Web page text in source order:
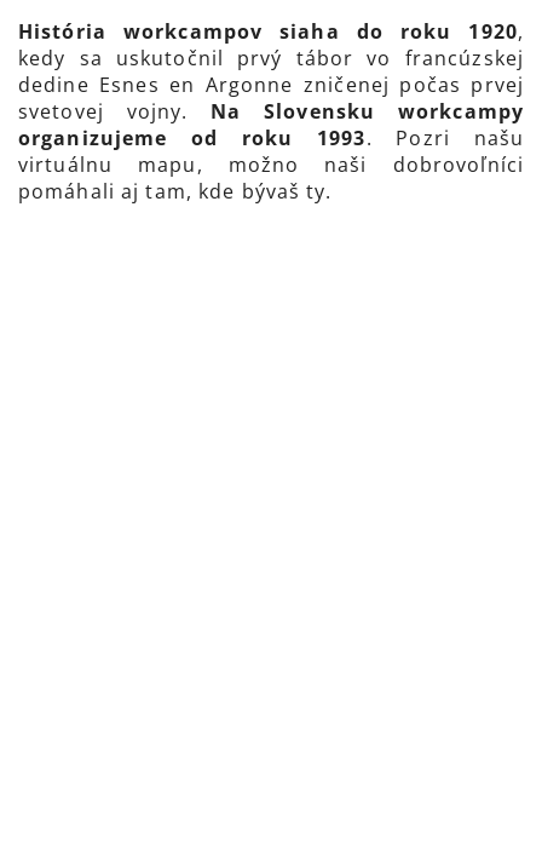
História workcampov siaha do roku 1920,
kedy sa uskutočnil prvý tábor vo francúzskej
dedine Esnes en Argonne zničenej počas prvej
svetovej vojny. Na Slovensku workcampy
organizujeme od roku 1993. Pozri našu
virtuálnu mapu, možno naši dobrovoľníci
pomáhali aj tam, kde bývaš ty.